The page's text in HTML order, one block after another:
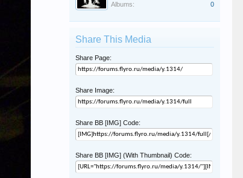
Albums:
0
Share This Media
Share Page:
Share Image:
Share BB [IMG] Code:
Share BB [IMG] (With Thumbnail) Code: